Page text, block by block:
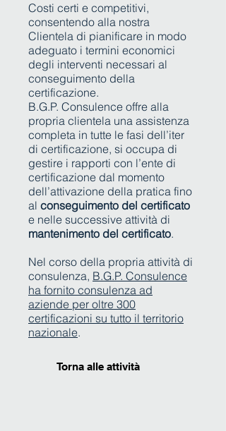
Costi certi e competitivi,
consentendo alla nostra
Clientela di pianificare in modo
adeguato i termini economici
degli interventi necessari al
conseguimento della
certificazione.
B.G.P. Consulence offre alla
propria clientela una assistenza
completa in tutte le fasi dell’iter
di certificazione, si occupa di
gestire i rapporti con l’ente di
certificazione dal momento
dell’attivazione della pratica fino
al conseguimento del certificato
e nelle successive attività di
mantenimento del certificato.
Nel corso della propria attività di
consulenza, B.G.P. Consulence
ha fornito consulenza ad
aziende per oltre 300
certificazioni su tutto il territorio
nazionale.
Torna alle attività